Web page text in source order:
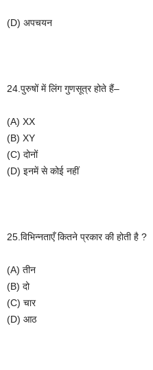
(D) अपचयन
24. पुरुषों में लिंग गुणसूत्र होते हैं–
(A) XX
(B) XY
(C) दोनों
(D) इनमें से कोई नहीं
25. विभिन्नताएँ कितने प्रकार की होती है ?
(A) तीन
(B) दो
(C) चार
(D) आठ